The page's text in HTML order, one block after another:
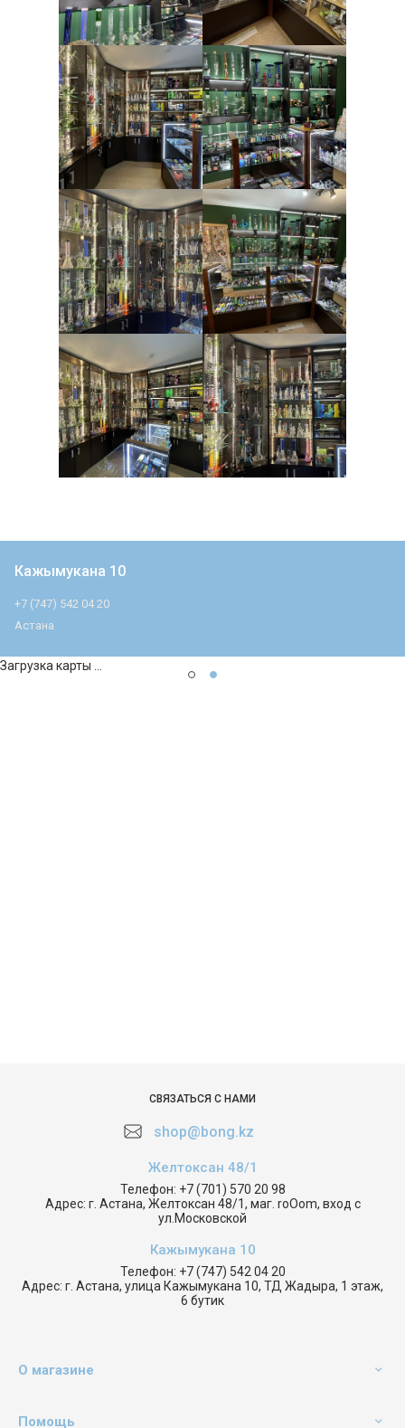
Кажымукана 10
+7 (747) 542 04 20
Астана
Загрузка карты ...
СВЯЗАТЬСЯ С НАМИ
shop@bong.kz
Желтоксан 48/1
Телефон: +7 (701) 570 20 98
Адрес: г. Астана, Желтоксан 48/1, маг. roOom, вход с
ул.Московской
Кажымукана 10
Телефон: +7 (747) 542 04 20
Адрес: г. Астана, улица Кажымукана 10, ТД Жадыра, 1 этаж,
6 бутик
О магазине
Помощь